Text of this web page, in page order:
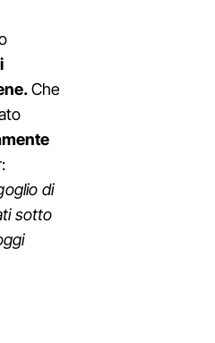
Che
di
sotto